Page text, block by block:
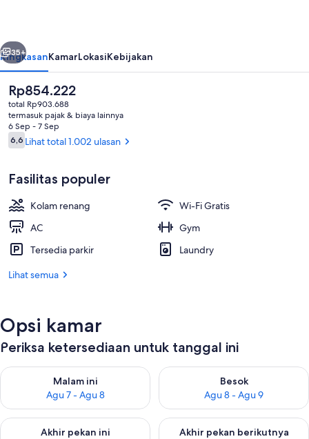
Kolam renang outdoor musiman
Berikutnya
35+
RingkasanKamarLokasiKebijakan
Harga
saat
ini
Rp854.222
Rp854.222
total Rp903.688
termasuk pajak & biaya lainnya
6 Sep - 7 Sep
Ulasan
6,66,6 dari 10
Lihat total 1.002 ulasan
Fasilitas populer
Kolam renang
Wi-Fi Gratis
AC
Gym
Tersedia parkir
Laundry
Lihat semua
Opsi kamar
Periksa ketersediaan untuk tanggal ini
Malam ini
Agu 7 - Agu 8
Periksa ketersediaan untuk malam ini Agu 7 - Agu 8
Besok
Agu 8 - Agu 9
Periksa ketersediaan untuk
Akhir pekan ini
Periksa ketersediaan untuk akhir pekan ini Agu 7 - Agu 9
Akhir pekan berikutnya
Periksa ketersediaan untuk